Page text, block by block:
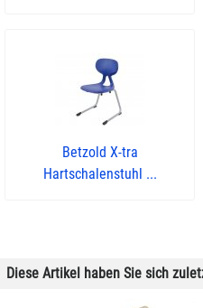
Betzold X-tra
Hartschalenstuhl ...
Diese Artikel haben Sie sich